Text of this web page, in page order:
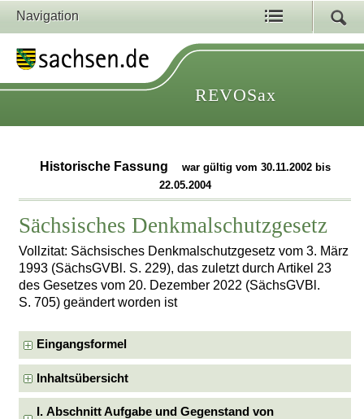
Navigation
REVOSax
Historische Fassung
war gültig vom 30.11.2002 bis
22.05.2004
Sächsisches Denkmalschutzgesetz
Vollzitat: Sächsisches Denkmalschutzgesetz vom 3. März
1993 (SächsGVBl. S. 229), das zuletzt durch Artikel 23
des Gesetzes vom 20. Dezember 2022 (SächsGVBl.
S. 705) geändert worden ist
Eingangsformel
Inhaltsübersicht
I. Abschnitt Aufgabe und Gegenstand von